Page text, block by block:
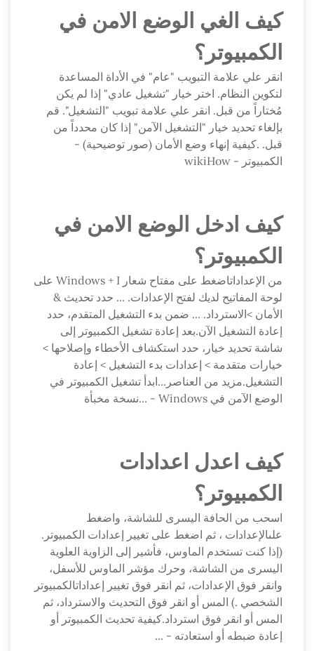
كيف الغي الوضع الامن في
الكمبيوتر؟
انقر علي علامة التبويب "عام" في الأداة المساعدة
لتكوين النظام. اختر خيار "تشغيل عادي" إذا لم يكن
مُختاراً من قبل. انقر علي علامة تبويب "التشغيل". قم
بإلغاء تحديد خيار "التشغيل الآمن" إذا كان محدداً من
قبل. .كيفية إنهاء وضع الأمان (صور توضيحية) -
الكمبيوتر - wikiHow
كيف ادخل الوضع الامن في
الكمبيوتر؟
من الإعداداتاضغط على مفتاح شعار Windows + I على
لوحة المفاتيح لديك لفتح الإعدادات. ... حدد تحديث &
الأمان >الاسترداد. ... ضمن بدء التشغيل المتقدم، حدد
إعادة التشغيل الآن.بعد إعادة تشغيل الكمبيوتر إلى
شاشة تحديد خيار، حدد استكشاف الأخطاء وإصلاحها >
خيارات متقدمة > إعدادات بدء التشغيل > إعادة
التشغيل.مزيد من العناصر...ابدأ تشغيل الكمبيوتر في
الوضع الآمن في Windows - ...نسخة مخبأة
كيف اعدل اعدادات
الكمبيوتر؟
اسحب من الحافة اليسرى للشاشة، واضغط
علىالإعدادات ، ثم اضغط على تغيير إعدادات الكمبيوتر.
(إذا كنت تستخدم الماوس، فأشير إلى الزاوية العلوية
اليسرى من الشاشة، وحرك مؤشر الماوس للأسفل،
وانقر فوق الإعدادات، ثم انقر فوق تغيير إعداداتالكمبيوتر
الشخصي .) المس أو انقر فوق التحديث والاسترداد، ثم
المس أو انقر فوق استرداد.كيفية تحديث الكمبيوتر أو
إعادة ضبطه أو استعادته - ...